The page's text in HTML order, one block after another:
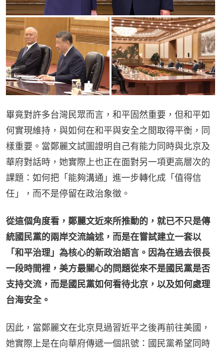
畢竟對許多台灣民眾而言，和平固然重要，但和平如
何實現維持，與如何在和平與安全之間取得平衡，同
樣重要。當鄭麗文試圖證明自己有能力同時與北京及
華府對話時，她實際上也正在面對另一項更高層次的
課題：如何把「能夠溝通」進一步轉化成「值得信
任」，而不是停留在政治象徵。
從這個角度看，鄭麗文近來所推動的，就已不只是傳
統國民黨的兩岸交流論述，而是在嘗試建立一套以
「和平治理」為核心的新政治語言。因為在過去很長
一段時間裡，美方最關心的問題從來不是國民黨是否
支持交流，而是國民黨如何看待北京，以及如何處理
台海安全。
因此，當鄭麗文在北京見過習近平之後再前往美國，
她實際上是在向華府傳遞一個訊號：國民黨希望同時